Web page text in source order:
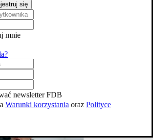
Mądrości 1x5
liczb pierwszych 1x7
się
mnie
newsletter FDB
Warunki korzystania oraz Polityce